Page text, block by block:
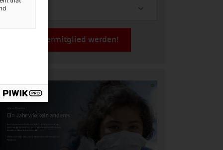
Jetzt Fördermitglied werden!